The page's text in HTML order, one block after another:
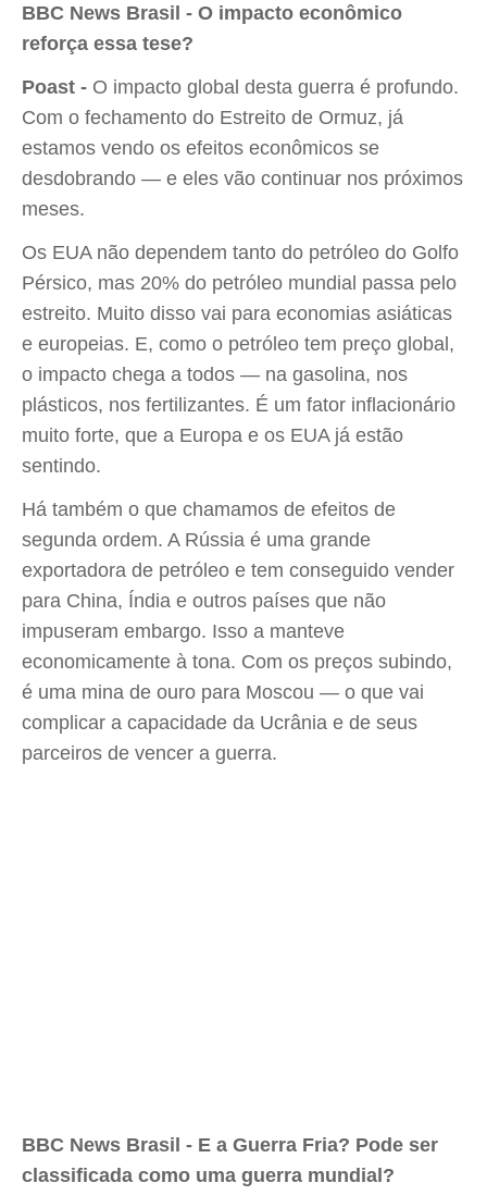
BBC News Brasil - O impacto econômico
reforça essa tese?
Poast - O impacto global desta guerra é profundo.
Com o fechamento do Estreito de Ormuz, já
estamos vendo os efeitos econômicos se
desdobrando — e eles vão continuar nos próximos
meses.
Os EUA não dependem tanto do petróleo do Golfo
Pérsico, mas 20% do petróleo mundial passa pelo
estreito. Muito disso vai para economias asiáticas
e europeias. E, como o petróleo tem preço global,
o impacto chega a todos — na gasolina, nos
plásticos, nos fertilizantes. É um fator inflacionário
muito forte, que a Europa e os EUA já estão
sentindo.
Há também o que chamamos de efeitos de
segunda ordem. A Rússia é uma grande
exportadora de petróleo e tem conseguido vender
para China, Índia e outros países que não
impuseram embargo. Isso a manteve
economicamente à tona. Com os preços subindo,
é uma mina de ouro para Moscou — o que vai
complicar a capacidade da Ucrânia e de seus
parceiros de vencer a guerra.
BBC News Brasil - E a Guerra Fria? Pode ser
classificada como uma guerra mundial?